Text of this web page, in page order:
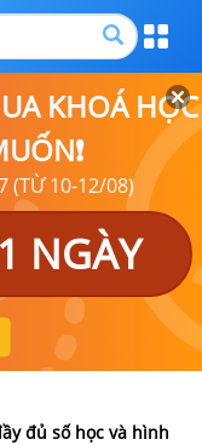
KHOÁ HỌC
(TỪ 10-12/08)
NGÀY
đủ số học và hình